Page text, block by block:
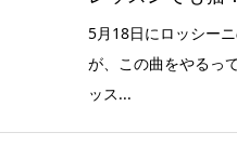
5月18日にロッシー
が、この曲をやるっ
ッス...